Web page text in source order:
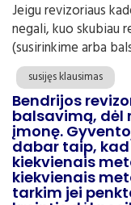
Jeigu revizoriaus
negali, kuo skubiau
(susirinkime arba
susijęs klausimas
Bendrijos
balsavimą, dėl
įmonę.
dabar taip,
kiekvienais
kiekvienais
tarkim jei